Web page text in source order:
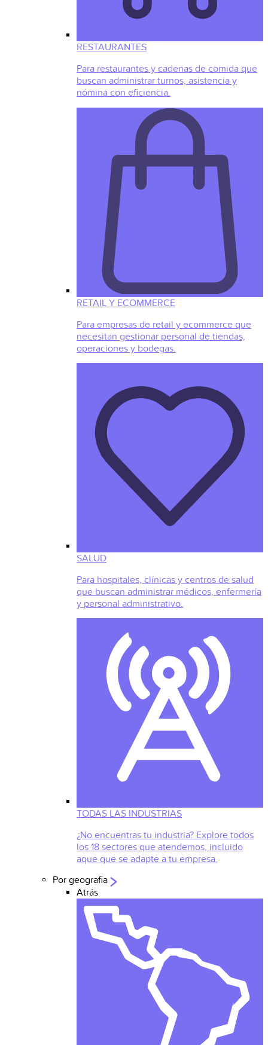
RESTAURANTES
Para restaurantes y cadenas de comida que
buscan administrar turnos, asistencia y
nómina con eficiencia.
RETAIL Y ECOMMERCE
Para empresas de retail y ecommerce que
necesitan gestionar personal de tiendas,
operaciones y bodegas.
SALUD
Para hospitales, clínicas y centros de salud
que buscan administrar médicos, enfermería
y personal administrativo.
TODAS LAS INDUSTRIAS
¿No encuentras tu industria? Explore todos
los 18 sectores que atendemos, incluido
aque que se adapte a tu empresa.
Por geografia
Atrás